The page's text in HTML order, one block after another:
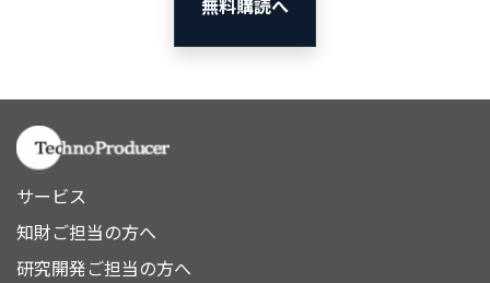
無料購読へ
サービス
知財ご担当の方へ
研究開発ご担当の方へ